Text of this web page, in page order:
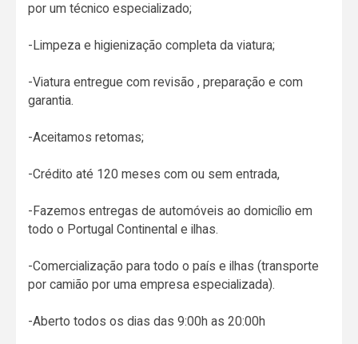
por um técnico especializado;
-Limpeza e higienização completa da viatura;
-Viatura entregue com revisão , preparação e com
garantia.
-Aceitamos retomas;
-Crédito até 120 meses com ou sem entrada,
-Fazemos entregas de automóveis ao domicílio em
todo o Portugal Continental e ilhas.
-Comercialização para todo o país e ilhas (transporte
por camião por uma empresa especializada).
-Aberto todos os dias das 9:00h as 20:00h